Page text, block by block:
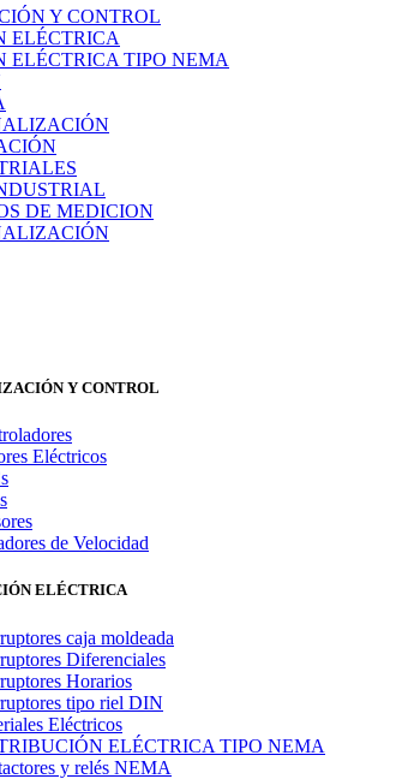
Y CONTROL
ELÉCTRICA
ELÉCTRICA TIPO NEMA
DE MEDICION
Y CONTROL
Eléctricos
de Velocidad
ELÉCTRICA
caja moldeada
Diferenciales
Horarios
tipo riel DIN
Eléctricos
ELÉCTRICA TIPO NEMA
y relés NEMA